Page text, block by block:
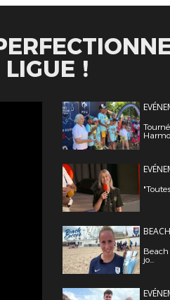
!
jo...